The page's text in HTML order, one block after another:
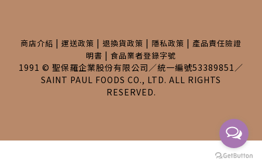
BUY NOW
商店介紹 | 運送政策 | 退換貨政策 | 隱私政策 | 產品責任險證
明書 | 食品業者登錄字號
1991 © 聖保羅企業股份有限公司／統一編號53389851／
SAINT PAUL FOODS CO., LTD. ALL RIGHTS
RESERVED.